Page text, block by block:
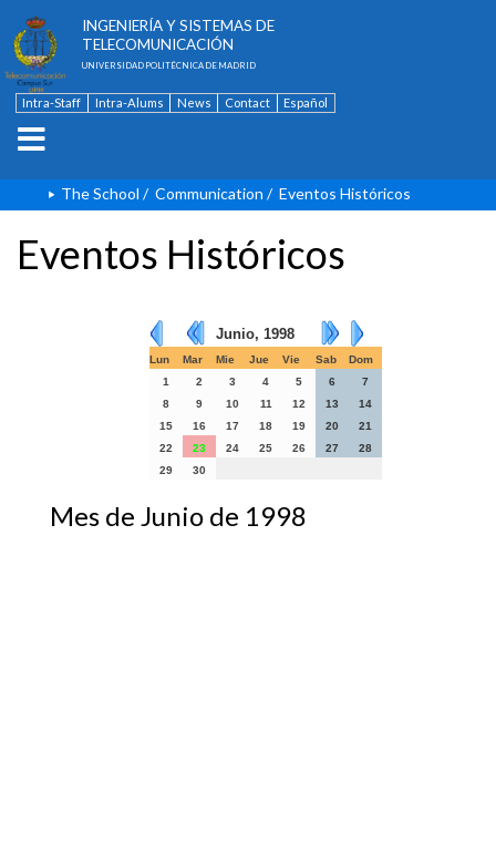
INGENIERÍA Y SISTEMAS DE
TELECOMUNICACIÓN
UNIVERSIDAD POLITÉCNICA DE MADRID
Intra-Staff Intra-Alums News Contact Español
The School / Communication / Eventos Históricos
Eventos Históricos
Junio, 1998
Lun Mar Mie Jue Vie Sab
Dom
1
2 3 4 5 6
7
8
9 10 11 12 13
14
15
16 17 18 19 20
21
22
23 24 25 26 27
28
29
30
Mes de Junio de 1998